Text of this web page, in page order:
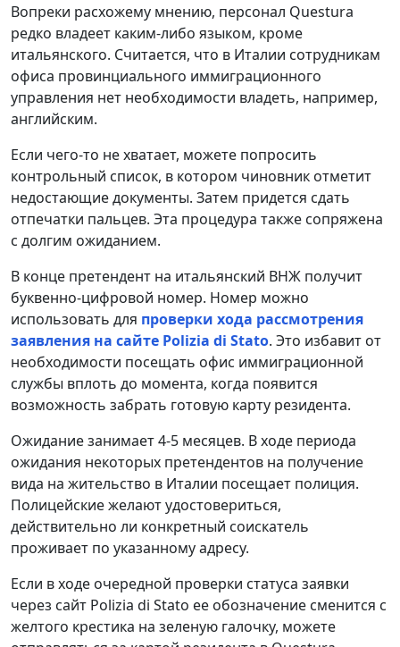
Вопреки расхожему мнению, персонал Questura
редко владеет каким-либо языком, кроме
итальянского. Считается, что в Италии сотрудникам
офиса провинциального иммиграционного
управления нет необходимости владеть, например,
английским.
Если чего-то не хватает, можете попросить
контрольный список, в котором чиновник отметит
недостающие документы. Затем придется сдать
отпечатки пальцев. Эта процедура также сопряжена
с долгим ожиданием.
В конце претендент на итальянский ВНЖ получит
буквенно-цифровой номер. Номер можно
использовать для проверки хода рассмотрения
заявления на сайте Polizia di Stato. Это избавит от
необходимости посещать офис иммиграционной
службы вплоть до момента, когда появится
возможность забрать готовую карту резидента.
Ожидание занимает 4-5 месяцев. В ходе периода
ожидания некоторых претендентов на получение
вида на жительство в Италии посещает полиция.
Полицейские желают удостовериться,
действительно ли конкретный соискатель
проживает по указанному адресу.
Если в ходе очередной проверки статуса заявки
через сайт Polizia di Stato ее обозначение сменится с
желтого крестика на зеленую галочку, можете